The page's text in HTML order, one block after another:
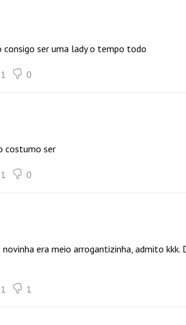
consigo ser uma lady o tempo todo
1 0
costumo ser
1 0
novinha era meio arrogantizinha, admito
1 1